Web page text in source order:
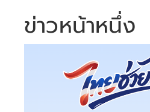
ข่าวหน้าหนึ่ง